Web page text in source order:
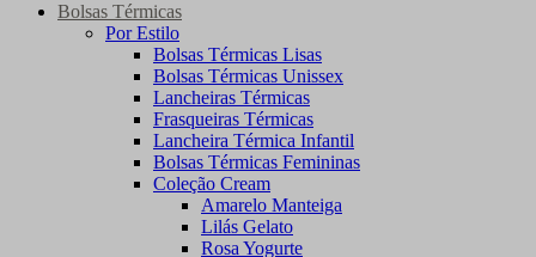
Bolsas Térmicas
Por Estilo
Bolsas Térmicas Lisas
Bolsas Térmicas Unissex
Lancheiras Térmicas
Frasqueiras Térmicas
Lancheira Térmica Infantil
Bolsas Térmicas Femininas
Coleção Cream
Amarelo Manteiga
Lilás Gelato
Rosa Yogurte